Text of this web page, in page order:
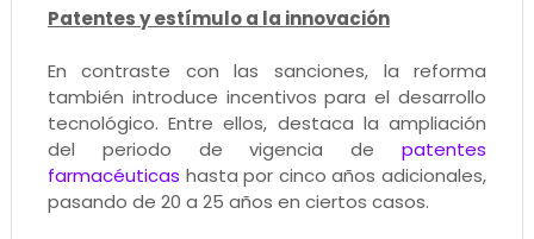
Patentes y estímulo a la innovación
En contraste con las sanciones, la reforma
también introduce incentivos para el desarrollo
tecnológico. Entre ellos, destaca la ampliación
del periodo de vigencia depatentes
farmacéuticas hasta por cinco años adicionales,
pasando de 20 a 25 años en ciertos casos.